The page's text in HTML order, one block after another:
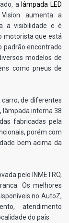
a lâmpada LED
aumenta a
a visibilidade e é
motorista que está
padrão encontrado
modelos de
como pneus de
de diferentes
lâmpada interna 38
fabricadas pela
porém com
bem acima da
pelo INMETRO,
Os melhores
no AutoZ,
atendimento
do país.